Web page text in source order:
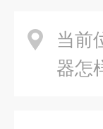
当前
器怎